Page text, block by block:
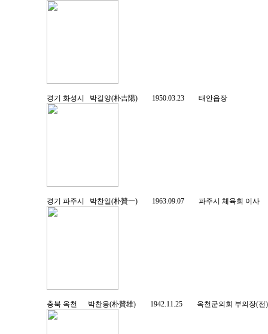
경기 화성시 박길양(朴吉陽) 1950.03.23 태안읍장
경기 파주시 박찬일(朴贊一) 1963.09.07 파주시 체육회 이
충북 옥천 박찬웅(朴贊雄) 1942.11.25 옥천군의회 부의